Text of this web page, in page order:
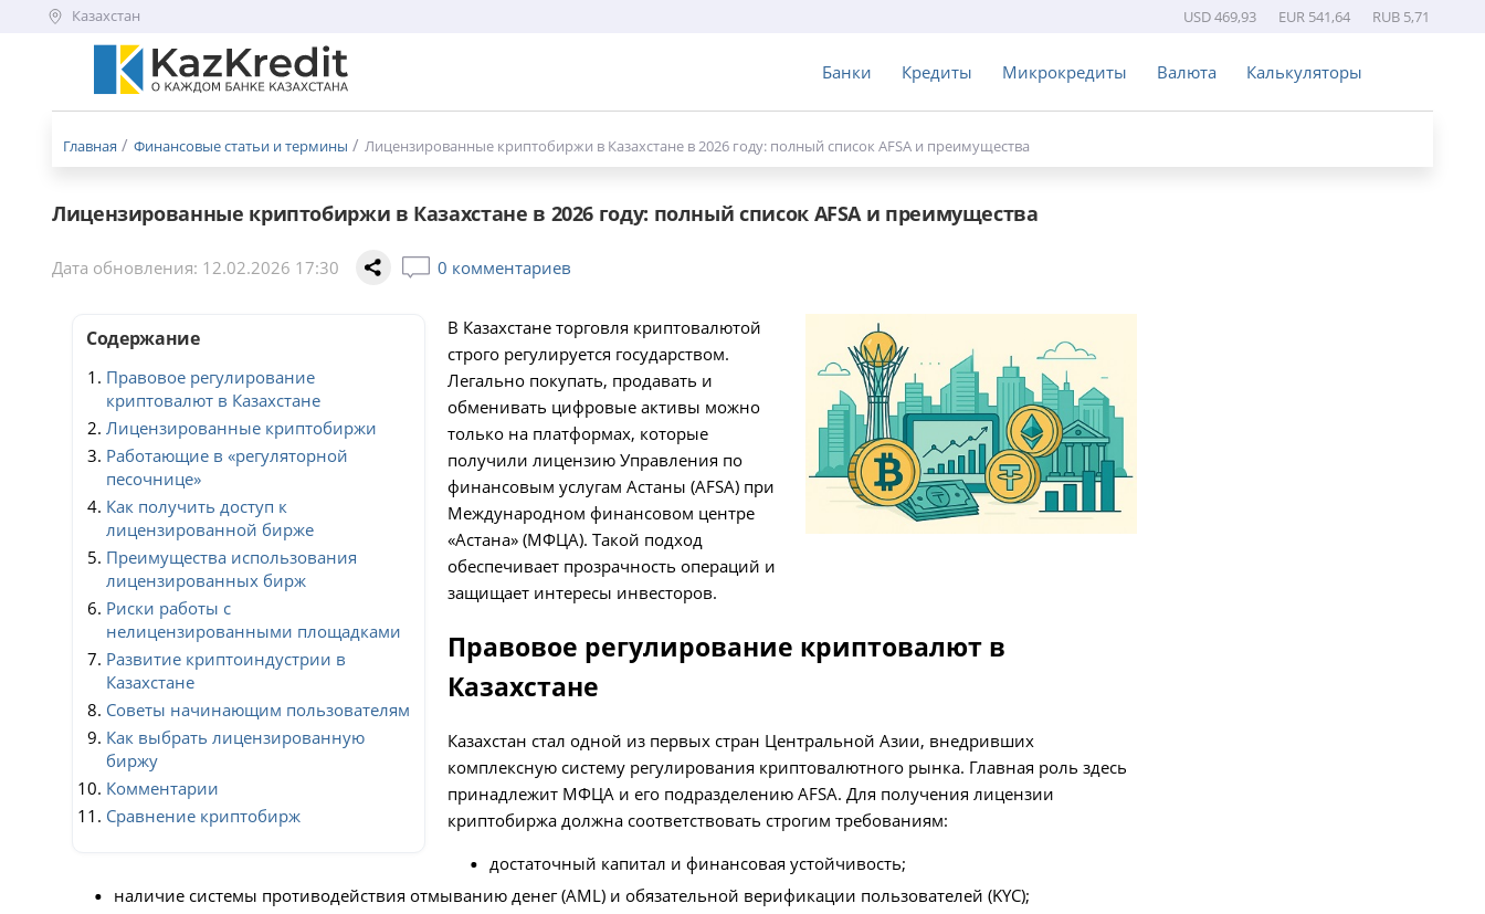
Казахстан USD 469,93 EUR 541,64 RUB 5,71
Банки Кредиты Микрокредиты Валюта Калькуляторы
Меню
Главная Финансовые статьи и термины Лицензированные криптобиржи в Казахстане в 2026 году: полный список AFSA и преимущества
Лицензированные криптобиржи в Казахстане в 2026 году: полный список AFSA и преимущества
Дата обновления: 12.02.2026 17:30 0 комментариев
Содержание
Правовое регулирование
криптовалют в Казахстане
Лицензированные криптобиржи
Работающие в «регуляторной
песочнице»
Как получить доступ к
лицензированной бирже
Преимущества использования
лицензированных бирж
Риски работы с
нелицензированными площадками
Развитие криптоиндустрии в
Казахстане
Советы начинающим пользователям
Как выбрать лицензированную
биржу
Комментарии
Сравнение криптобирж
В Казахстане торговля криптовалютой
строго регулируется государством.
Легально покупать, продавать и
обменивать цифровые активы можно
только на платформах, которые
получили лицензию Управления по
финансовым услугам Астаны (AFSA) при
Международном финансовом центре
«Астана» (МФЦА). Такой подход
обеспечивает прозрачность операций и
защищает интересы инвесторов.
Правовое регулирование криптовалют в
Казахстане
Казахстан стал одной из первых стран Центральной Азии, внедривших
комплексную систему регулирования криптовалютного рынка. Главная роль здесь
принадлежит МФЦА и его подразделению AFSA. Для получения лицензии
криптобиржа должна соответствовать строгим требованиям:
достаточный капитал и финансовая устойчивость;
наличие системы противодействия отмыванию денег (AML) и обязательной верификации пользователей (KYC);